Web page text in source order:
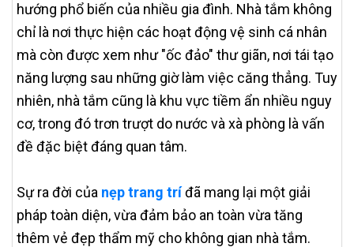
hướng phổ biến của nhiều gia đình. Nhà tắm không
chỉ là nơi thực hiện các hoạt động vệ sinh cá nhân
mà còn được xem như "ốc đảo" thư giãn, nơi tái tạo
năng lượng sau những giờ làm việc căng thẳng. Tuy
nhiên, nhà tắm cũng là khu vực tiềm ẩn nhiều nguy
cơ, trong đó trơn trượt do nước và xà phòng là vấn
đề đặc biệt đáng quan tâm.
Sự ra đời của nẹp trang tríđã mang lại một giải
pháp toàn diện, vừa đảm bảo an toàn vừa tăng
thêm vẻ đẹp thẩm mỹ cho không gian nhà tắm.